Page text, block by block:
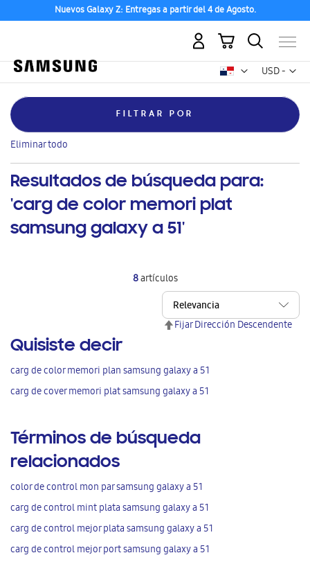
Nuevos Galaxy Z: Entregas a partir del 4 de Agosto.
USD -
dólar
Mi carrito
Resultados de búsqueda para:
'carg de color memori plat
samsung galaxy a 51'
8artículos
Fijar Dirección Descendente
Quisiste decir
carg de color memori plan samsung galaxy a 51
carg de cover memori plat samsung galaxy a 51
Términos de búsqueda
relacionados
color de control mon par samsung galaxy a 51
carg de control mint plata samsung galaxy a 51
carg de control mejor plata samsung galaxy a 51
carg de control mejor port samsung galaxy a 51
FILTRAR POR
este
artículo
Eliminar todo